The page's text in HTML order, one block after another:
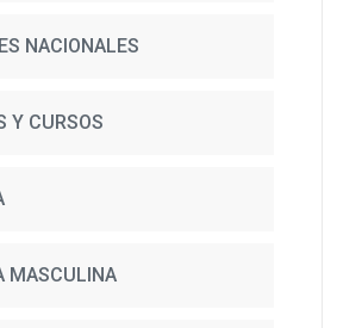
NACIONALES
Y CURSOS
MASCULINA